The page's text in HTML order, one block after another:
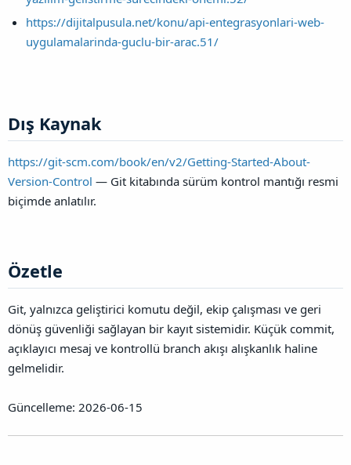
https://dijitalpusula.net/konu/api-entegrasyonlari-web-
uygulamalarinda-guclu-bir-arac.51/
Dış Kaynak​
https://git-scm.com/book/en/v2/Getting-Started-About-
Version-Control — Git kitabında sürüm kontrol mantığı resmi
biçimde anlatılır.
Özetle​
Git, yalnızca geliştirici komutu değil, ekip çalışması ve geri
dönüş güvenliği sağlayan bir kayıt sistemidir. Küçük commit,
açıklayıcı mesaj ve kontrollü branch akışı alışkanlık haline
gelmelidir.
Güncelleme: 2026-06-15